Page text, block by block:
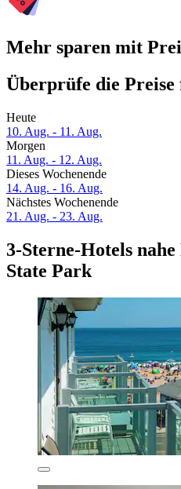
Mehr sparen mit
Überprüfe die Preise
Heute
10. Aug. - 11. Aug.
Morgen
11. Aug. - 12. Aug.
Dieses Wochenende
14. Aug. - 16. Aug.
Nächstes Wochenende
21. Aug. - 23. Aug.
3-Sterne-Hotels
State Park